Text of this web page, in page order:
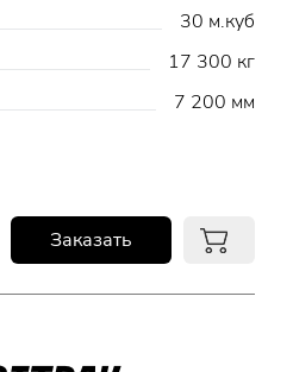
30 м.куб
17 300 кг
7 200 мм
Заказать